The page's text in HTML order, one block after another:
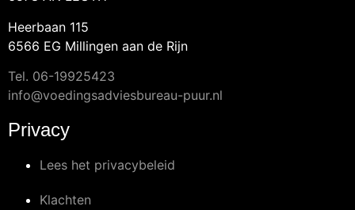
Heerbaan 115
6566 EG Millingen aan de Rijn
Tel. 06-19925423
info@voedingsadviesbureau-puur.nl
Privacy
Lees het privacybeleid
Klachten